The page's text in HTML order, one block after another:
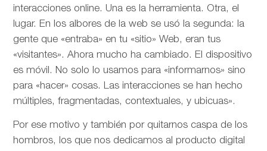
interacciones online. Una es la herramienta. Otra, el
lugar. En los albores de la web se usó la segunda: la
gente que «entraba» en tu «sitio» Web, eran tus
«visitantes». Ahora mucho ha cambiado. El dispositivo
es móvil. No solo lo usamos para «informarnos» sino
para «hacer» cosas. Las interacciones se han hecho
múltiples, fragmentadas, contextuales, y ubicuas».
Por ese motivo y también por quitarnos caspa de los
hombros, los que nos dedicamos al producto digital